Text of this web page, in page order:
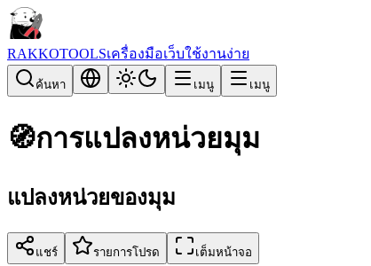
RAKKOTOOLSเครื่องมือเว็บใช้งานง่าย
ค้นหา เมนู เมนู
🧭การแปลงหน่วยมุม
แปลงหน่วยของมุม
แชร์ รายการโปรด เต็มหน้าจอ